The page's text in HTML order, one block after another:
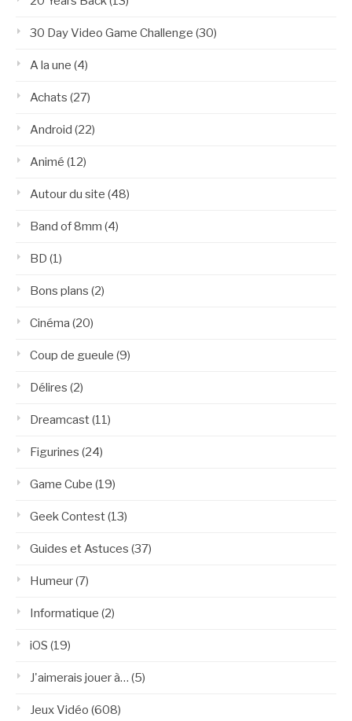
30 Day Video Game Challenge (30)
A la une (4)
Achats (27)
Android (22)
Animé (12)
Autour du site (48)
Band of 8mm (4)
BD (1)
Bons plans (2)
Cinéma (20)
Coup de gueule (9)
Délires (2)
Dreamcast(11)
Figurines (24)
Game Cube (19)
Geek Contest(13)
Guides et Astuces (37)
Humeur(7)
Informatique (2)
iOS (19)
J'aimerais jouer à… (5)
Jeux Vidéo (608)